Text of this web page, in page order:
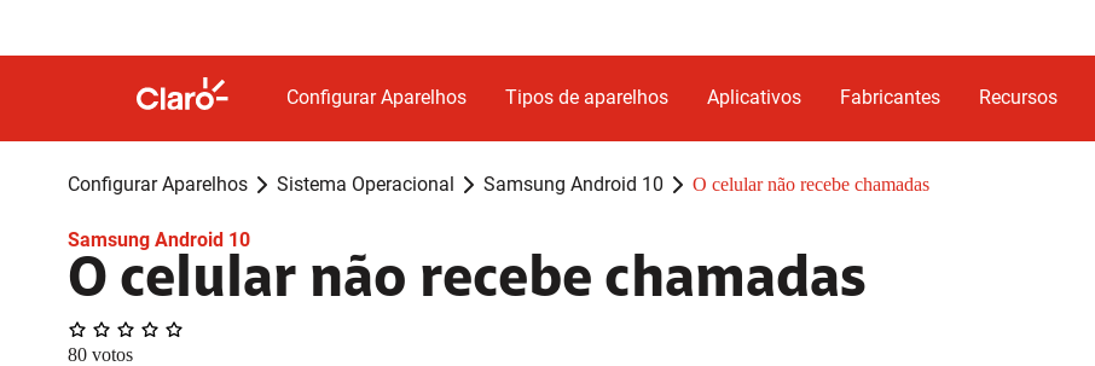
Configurar Aparelhos Tipos de aparelhos Aplicativos Fabricantes Recursos
Configurar Aparelhos Sistema Operacional Samsung Android 10 O celular não recebe chamadas
Samsung Android 10
O celular não recebe chamadas
80 votos